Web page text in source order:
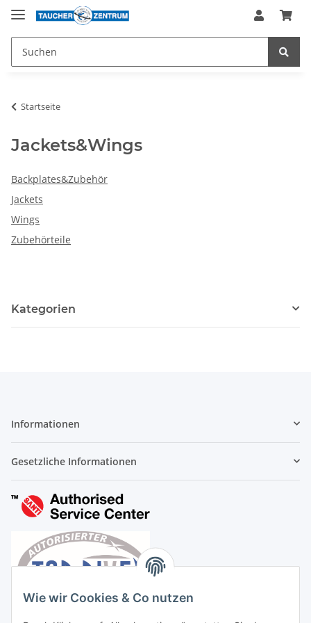
Startseite
Jackets&Wings
Backplates&Zubehör
Jackets
Wings
Zubehörteile
Kategorien
Informationen
Gesetzliche Informationen
Wie wir Cookies & Co nutzen